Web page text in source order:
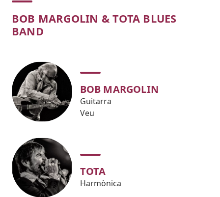
Concert
BOB MARGOLIN & TOTA BLUES
BAND
BOB MARGOLIN
Guitarra
Veu
TOTA
Harmònica